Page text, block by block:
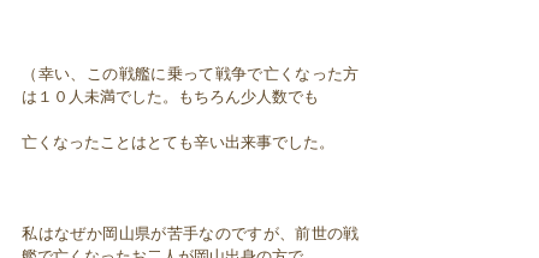
（幸い、この戦艦に乗って戦争で亡くなった方
は１０人未満でした。もちろん少人数でも
亡くなったことはとても辛い出来事でした。
私はなぜか岡山県が苦手なのですが、前世の戦